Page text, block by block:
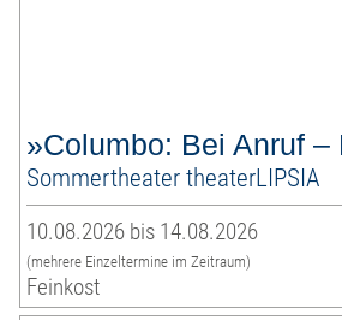
»Columbo: Bei Anruf –
Sommertheater theaterLIPSIA
10.08.2026 bis 14.08.2026
(mehrere Einzeltermine im Zeitraum)
Feinkost